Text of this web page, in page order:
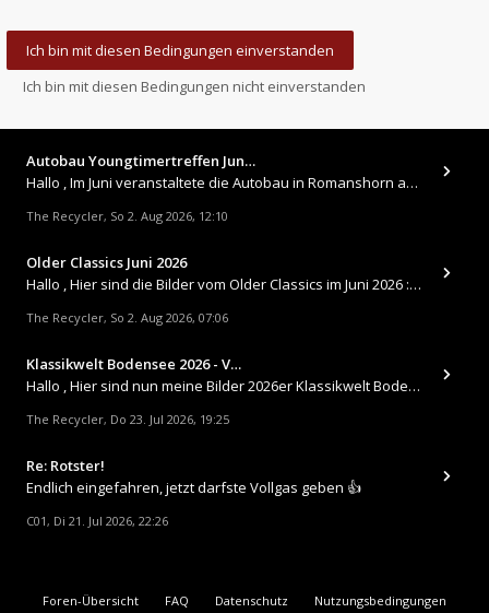
Autobau Youngtimertreffen Jun…
Hallo , Im Juni veranstaltete die Autobau in Romanshorn auf ihrem Gelände ein kleines Youngtimertreffen : https://up.
The Recycler, So 2. Aug 2026, 12:10
Older Classics Juni 2026
​Hallo , Hier sind die Bilder vom Older Classics im Juni 2026 : https://up.picr.de/51155940wd.jpg https://up.pic
The Recycler, So 2. Aug 2026, 07:06
Klassikwelt Bodensee 2026 - V…
Hallo , Hier sind nun meine Bilder 2026er Klassikwelt Bodensee 😀 https://up.picr.de/51125547rb.jpg https://up.pi
The Recycler, Do 23. Jul 2026, 19:25
Re: Rotster!
Endlich eingefahren, jetzt darfste Vollgas geben 👍
C01, Di 21. Jul 2026, 22:26
Foren-Übersicht FAQ Datenschutz Nutzungsbedingungen